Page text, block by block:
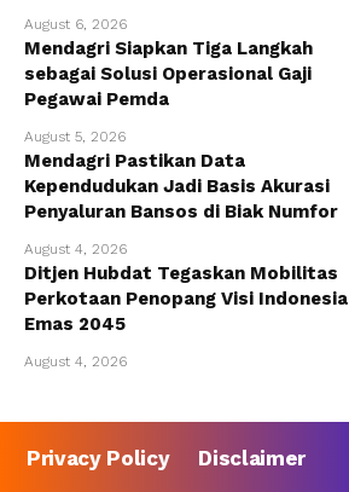
August 6, 2026
Mendagri Siapkan Tiga Langkah
sebagai Solusi Operasional Gaji
Pegawai Pemda
August 5, 2026
Mendagri Pastikan Data
Kependudukan Jadi Basis Akurasi
Penyaluran Bansos di Biak Numfor
August 4, 2026
Ditjen Hubdat Tegaskan Mobilitas
Perkotaan Penopang Visi Indonesia
Emas 2045
August 4, 2026
Privacy Policy
Disclaimer